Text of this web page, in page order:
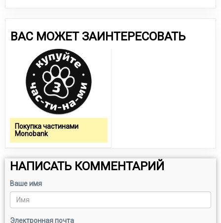
ВАС МОЖЕТ ЗАИНТЕРЕСОВАТЬ
Покупка частинами
Monobank
НАПИСАТЬ КОММЕНТАРИЙ
Ваше имя
Электронная почта